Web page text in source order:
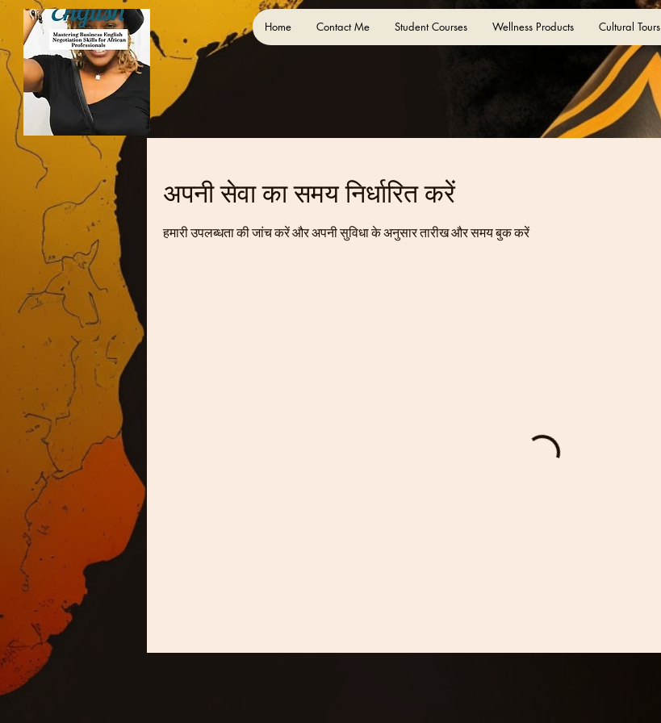
Home Contact Me Student Courses Wellness Products Cultural Tours
अपनी सेवा का समय निर्धारित करें
हमारी उपलब्धता की जांच करें और अपनी सुविधा के अनुसार तारीख और समय बुक करें